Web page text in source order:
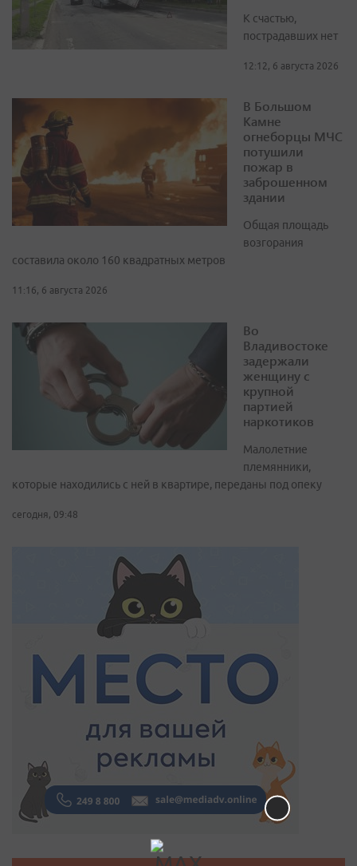
К счастью,
пострадавших нет
12:12, 6 августа 2026
В Большом
Камне
огнеборцы МЧС
потушили
пожар в
заброшенном
здании
Общая площадь
возгорания
составила около 160 квадратных метров
11:16, 6 августа 2026
Во
Владивостоке
задержали
женщину с
крупной
партией
наркотиков
Малолетние
племянники,
которые находились с ней в квартире, переданы под опеку
сегодня, 09:48